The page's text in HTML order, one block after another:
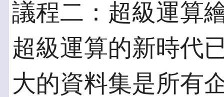
議程二：超級運算
超級運算的新時代
大的資料集是所有